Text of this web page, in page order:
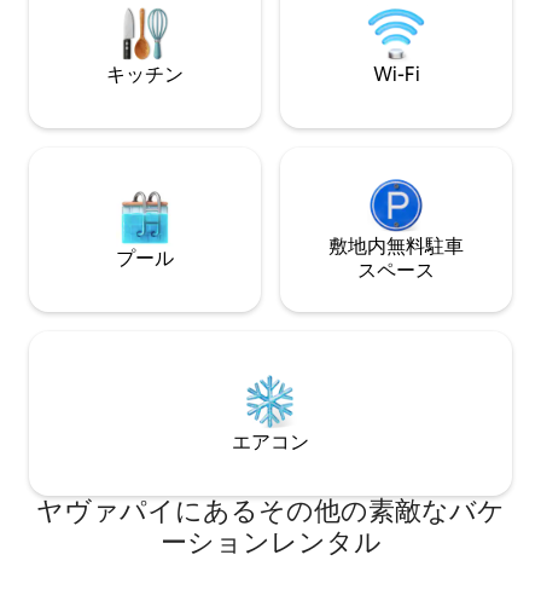
備えた美しい景観の裏庭に面していま
す。 円形の階段は、プライベートロフト
スイートと大きな星空観測デッキにつな
がります。 玄関からすぐにハイキングが
ょう。
キッチン Wi-Fi
プール
敷地内無料駐⁠車
ス⁠ペ⁠ー⁠ス
エアコン
ヤヴァパイにあるその他の素敵なバケ
ーションレンタル